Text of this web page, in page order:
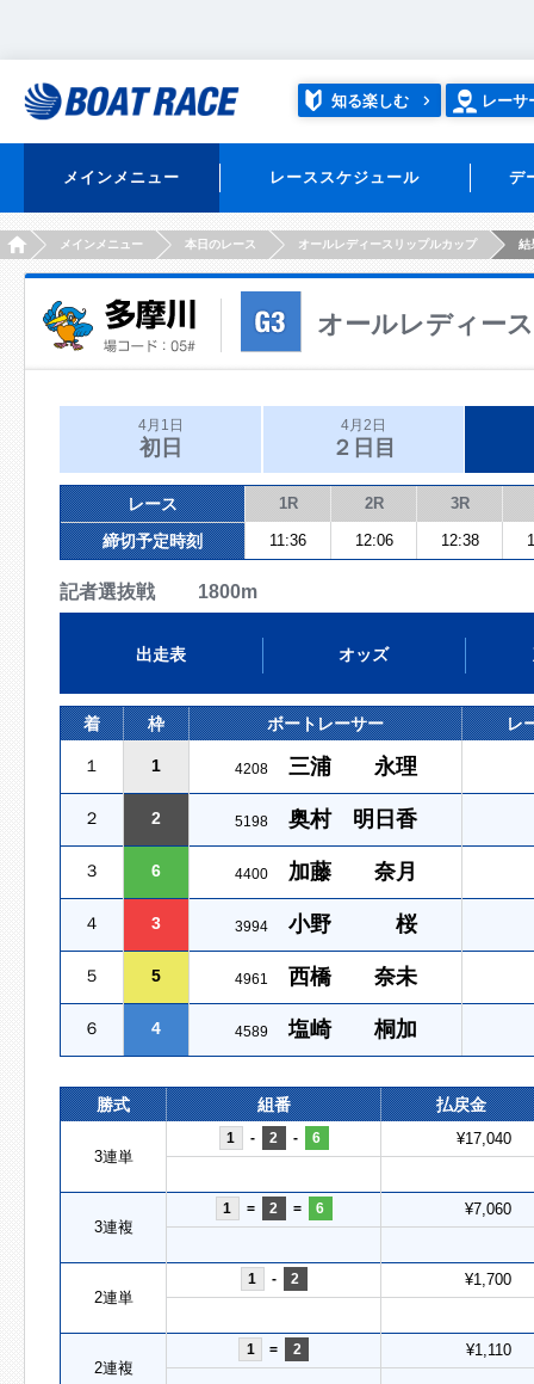
知る楽しむ レーサ
メインメニュー レーススケジュール デ
HOMEメインメニュー 本日のレース オールレディースリップルカップ 結
オールレディー
4月1日
初日
4月2日
２日目
レース 1R 2R 3R
締切予定時刻 11:36 12:06 12:38
記者選抜戦 1800m
出走表 オッズ
着 枠 ボートレーサー レ
１ 1 4208 三浦 永理
２ 2 5198 奥村 明日香
３ 6 4400 加藤 奈月
４ 3 3994 小野 桜
５ 5 4961 西橋 奈未
６ 4 4589 塩崎 桐加
勝式 組番 払戻金
3連単
1 - 2 - 6 ¥17,040
3連複
1 = 2 = 6 ¥7,060
2連単
1 - 2 ¥1,700
2連複
1 = 2 ¥1,110